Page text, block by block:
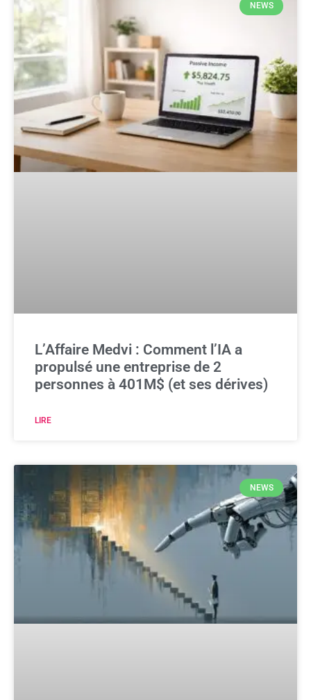
NEWS
L’Affaire Medvi : Comment l’IA a
propulsé une entreprise de 2
personnes à 401M$ (et ses dérives)
LIRE
NEWS